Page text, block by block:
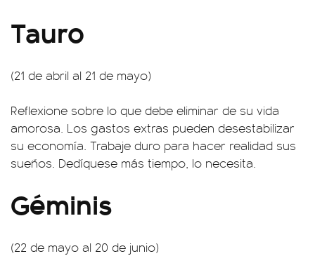
Tauro
(21 de abril al 21 de mayo)
Reflexione sobre lo que debe eliminar de su vida
amorosa. Los gastos extras pueden desestabilizar
su economía. Trabaje duro para hacer realidad sus
sueños. Dedíquese más tiempo, lo necesita.
Géminis
(22 de mayo al 20 de junio)